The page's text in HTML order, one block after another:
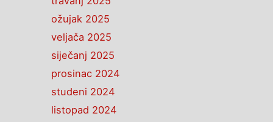
ožujak 2025
veljača 2025
siječanj 2025
prosinac 2024
studeni 2024
listopad 2024